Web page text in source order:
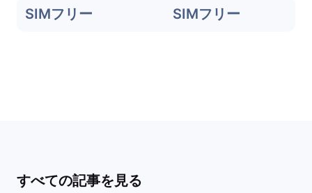
SIMフリー SIMフリー
すべての記事を見る